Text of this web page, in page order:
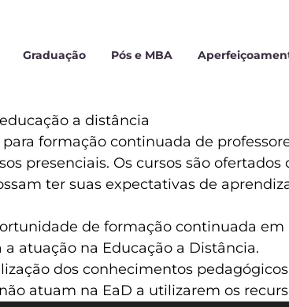
Graduação Pós e MBA
a distância
formação continuada de
presenciais. Os cursos são
ter suas expectativas de
de formação continuada em
atuação na Educação a Distância.
dos conhecimentos
atuam na EaD a utilizarem os